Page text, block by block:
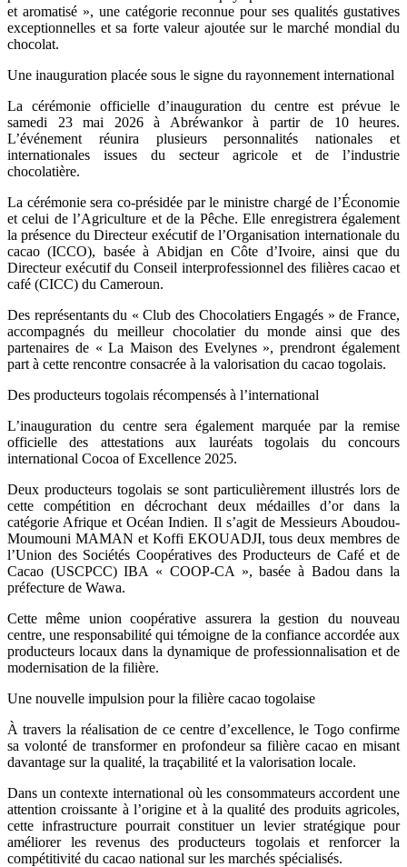
et aromatisé », une catégorie reconnue pour ses qualités gustatives
exceptionnelles et sa forte valeur ajoutée sur le marché mondial du
chocolat.
Une inauguration placée sous le signe du rayonnement international
La cérémonie officielle d’inauguration du centre est prévue le
samedi 23 mai 2026 à Abréwankor à partir de 10 heures.
L’événement réunira plusieurs personnalités nationales et
internationales issues du secteur agricole et de l’industrie
chocolatière.
La cérémonie sera co-présidée par le ministre chargé de l’Économie
et celui de l’Agriculture et de la Pêche. Elle enregistrera également
la présence du Directeur exécutif de l’Organisation internationale du
cacao (ICCO), basée à Abidjan en Côte d’Ivoire, ainsi que du
Directeur exécutif du Conseil interprofessionnel des filières cacao et
café (CICC) du Cameroun.
Des représentants du « Club des Chocolatiers Engagés » de France,
accompagnés du meilleur chocolatier du monde ainsi que des
partenaires de « La Maison des Evelynes », prendront également
part à cette rencontre consacrée à la valorisation du cacao togolais.
Des producteurs togolais récompensés à l’international
L’inauguration du centre sera également marquée par la remise
officielle des attestations aux lauréats togolais du concours
international Cocoa of Excellence 2025.
Deux producteurs togolais se sont particulièrement illustrés lors de
cette compétition en décrochant deux médailles d’or dans la
catégorie Afrique et Océan Indien. Il s’agit de Messieurs Aboudou-
Moumouni MAMAN et Koffi EKOUADJI, tous deux membres de
l’Union des Sociétés Coopératives des Producteurs de Café et de
Cacao (USCPCC) IBA « COOP-CA », basée à Badou dans la
préfecture de Wawa.
Cette même union coopérative assurera la gestion du nouveau
centre, une responsabilité qui témoigne de la confiance accordée aux
producteurs locaux dans la dynamique de professionnalisation et de
modernisation de la filière.
Une nouvelle impulsion pour la filière cacao togolaise
À travers la réalisation de ce centre d’excellence, le Togo confirme
sa volonté de transformer en profondeur sa filière cacao en misant
davantage sur la qualité, la traçabilité et la valorisation locale.
Dans un contexte international où les consommateurs accordent une
attention croissante à l’origine et à la qualité des produits agricoles,
cette infrastructure pourrait constituer un levier stratégique pour
améliorer les revenus des producteurs togolais et renforcer la
compétitivité du cacao national sur les marchés spécialisés.